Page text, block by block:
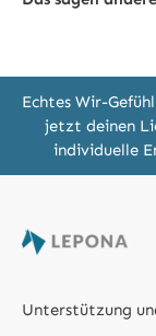
Echtes Wir-
jetzt deinen
individuelle
Unterstützung